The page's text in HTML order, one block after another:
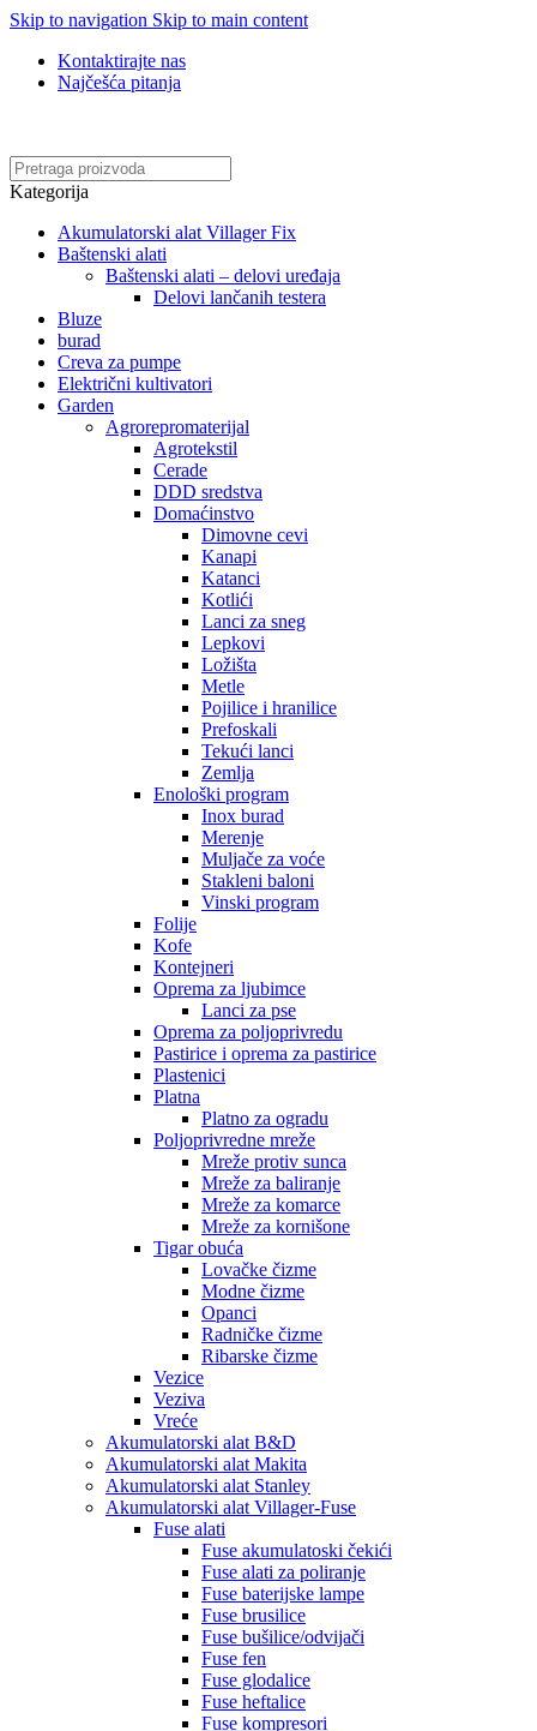
Skip to navigation Skip to main content
Kontaktirajte nas
Najčešća pitanja
Kategorija
Akumulatorski alat Villager Fix
Baštenski alati
Baštenski alati – delovi uređaja
Delovi lančanih testera
Bluze
burad
Creva za pumpe
Električni kultivatori
Garden
Agrorepromaterijal
Agrotekstil
Cerade
DDD sredstva
Domaćinstvo
Dimovne cevi
Kanapi
Katanci
Kotlići
Lanci za sneg
Lepkovi
Ložišta
Metle
Pojilice i hranilice
Prefoskali
Tekući lanci
Zemlja
Enološki program
Inox burad
Merenje
Muljače za voće
Stakleni baloni
Vinski program
Folije
Kofe
Kontejneri
Oprema za ljubimce
Lanci za pse
Oprema za poljoprivredu
Pastirice i oprema za pastirice
Plastenici
Platna
Platno za ogradu
Poljoprivredne mreže
Mreže protiv sunca
Mreže za baliranje
Mreže za komarce
Mreže za kornišone
Tigar obuća
Lovačke čizme
Modne čizme
Opanci
Radničke čizme
Ribarske čizme
Vezice
Veziva
Vreće
Akumulatorski alat B&D
Akumulatorski alat Makita
Akumulatorski alat Stanley
Akumulatorski alat Villager-Fuse
Fuse alati
Fuse akumulatoski čekići
Fuse alati za poliranje
Fuse baterijske lampe
Fuse brusilice
Fuse bušilice/odvijači
Fuse fen
Fuse glodalice
Fuse heftalice
Fuse kompresori